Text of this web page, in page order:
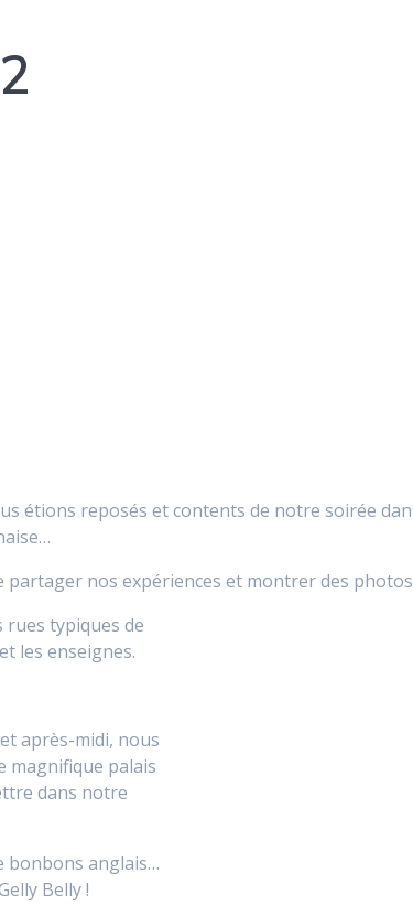
étions reposés et contents de notre soirée
nos expériences et montrer des
rues typiques de
les enseignes.
après-midi, nous
magnifique palais
dans notre
bonbons anglais…
Belly !